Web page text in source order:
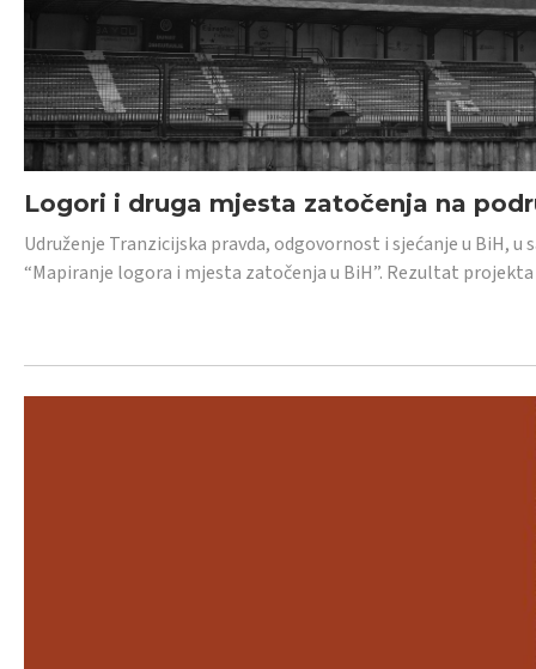
Logori i druga mjesta zatočenja na
Udruženje Tranzicijska pravda, odgovornost i sjećanje u BiH,
“Mapiranje logora i mjesta zatočenja u BiH”. Rezultat